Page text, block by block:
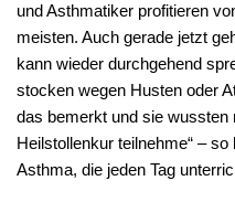
und Asthmatiker profitieren
meisten. Auch gerade jetzt
kann wieder durchgehend
stocken wegen Husten oder
das bemerkt und sie
Heilstollenkur teilnehme“ –
Asthma, die jeden Tag